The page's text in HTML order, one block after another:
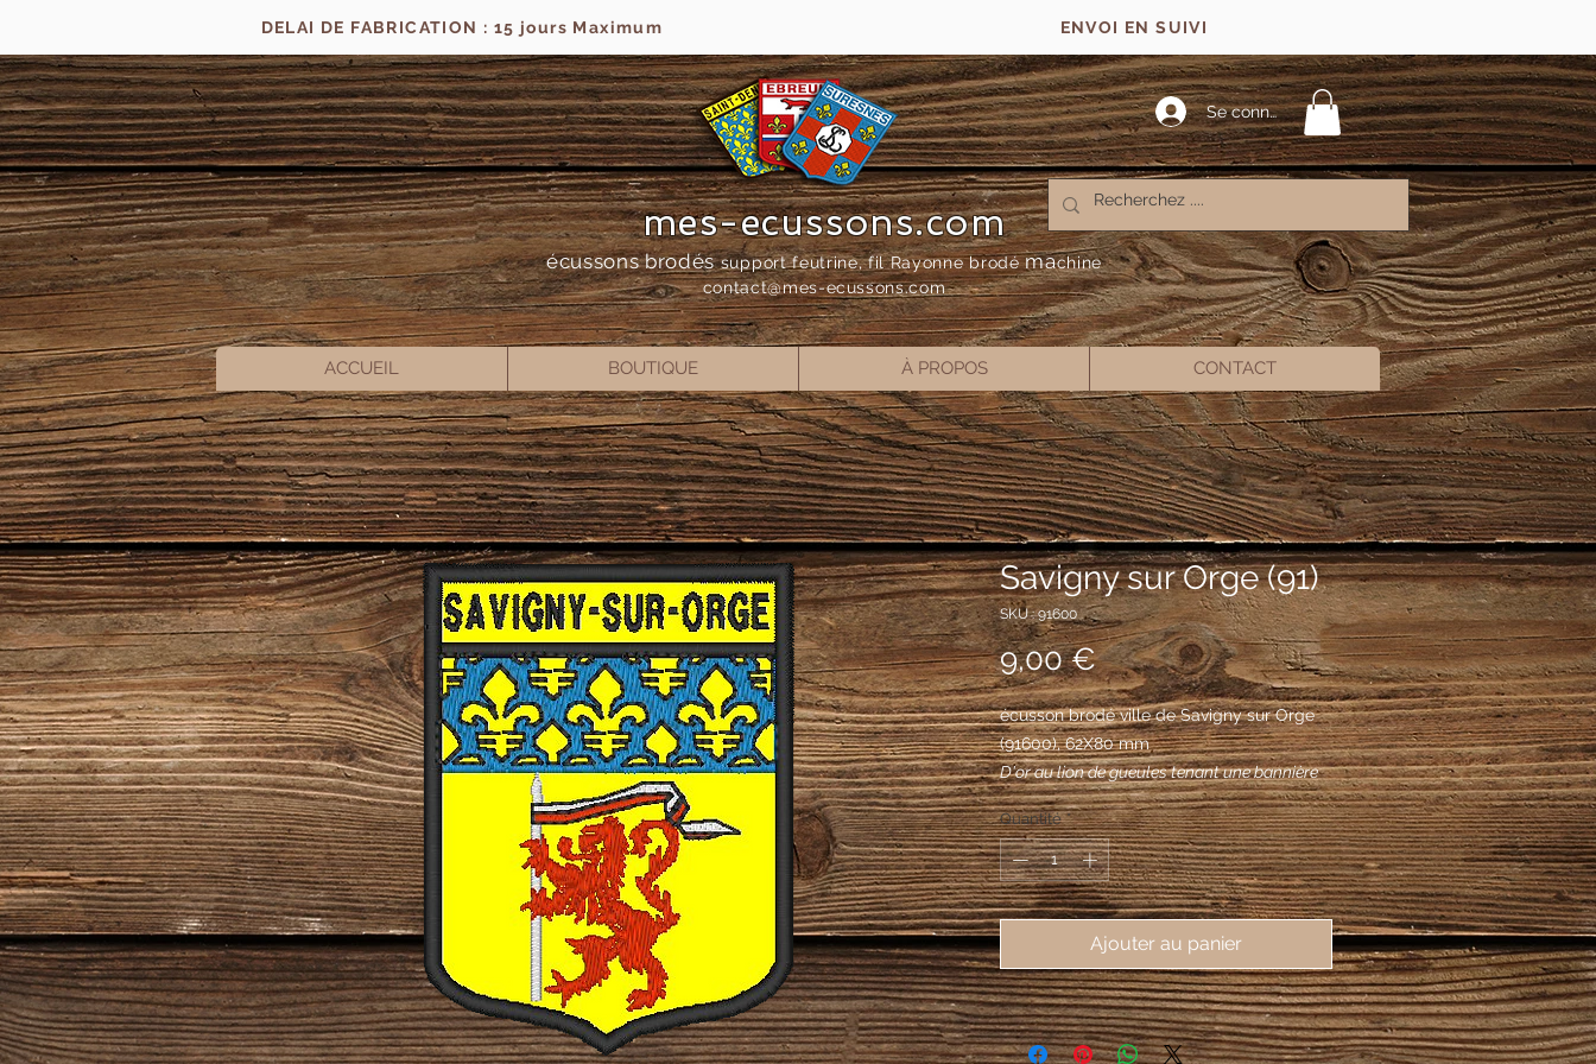
DELAI DE FABRICATION : 15 jours Maximum ENVOI EN SUIVI
Se connecter
mes-ecussons.com
écussons brodés support feutrine, fil Rayonne brodémachine
contact@mes-ecussons.com
ACCUEIL BOUTIQUE À PROPOS CONTACT
Savigny sur Orge (91)
SKU : 91600
9,00 €Prix
écusson brodé ville de Savigny sur Orge
(91600), 62X80 mm
D'or au lion de gueules tenant une bannière
coupée d'argent et de gueules emmanchée
aussi d'argent, au chef d'azur semé de fleurs
de lys d'or.
Quantité *
Ajouter au panier